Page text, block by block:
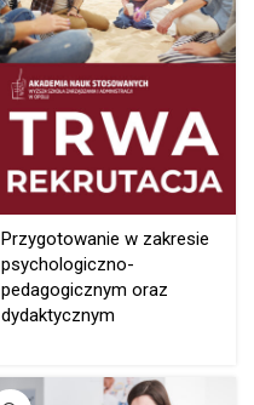
Przygotowanie w zakresie
psychologiczno-
pedagogicznym oraz
dydaktycznym